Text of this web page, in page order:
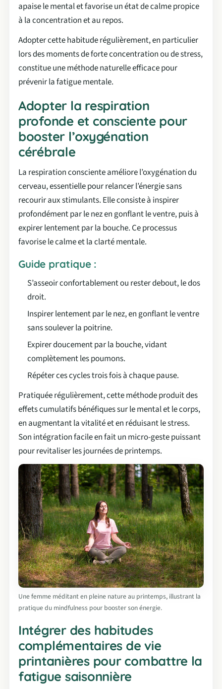
apaise le mental et favorise un état de calme propice
à la concentration et au repos.
Adopter cette habitude régulièrement, en particulier
lors des moments de forte concentration ou de stress,
constitue une méthode naturelle efficace pour
prévenir la fatigue mentale.
Adopter la respiration
profonde et consciente pour
booster l’oxygénation
cérébrale
La respiration consciente améliore l’oxygénation du
cerveau, essentielle pour relancer l’énergie sans
recourir aux stimulants. Elle consiste à inspirer
profondément par le nez en gonflant le ventre, puis à
expirer lentement par la bouche. Ce processus
favorise le calme et la clarté mentale.
Guide pratique :
S’asseoir confortablement ou rester debout, le dos
droit.
Inspirer lentement par le nez, en gonflant le ventre
sans soulever la poitrine.
Expirer doucement par la bouche, vidant
complètement les poumons.
Répéter ces cycles trois fois à chaque pause.
Pratiquée régulièrement, cette méthode produit des
effets cumulatifs bénéfiques sur le mental et le corps,
en augmentant la vitalité et en réduisant le stress.
Son intégration facile en fait un micro-geste puissant
pour revitaliser les journées de printemps.
Une femme méditant en pleine nature au printemps, illustrant la
pratique du mindfulness pour booster son énergie.
Intégrer des habitudes
complémentaires de vie
printanières pour combattre la
fatigue saisonnière